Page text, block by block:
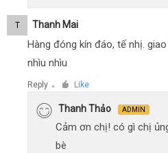
T Thanh Mai
Hàng đóng kín đáo, tế nhị.
nhìu nhìu
Reply ● Like
Thanh Thảo ADMIN
Cảm ơn chị! có gì chị
bè